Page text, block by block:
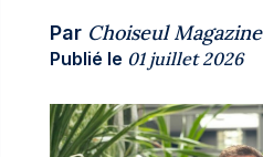
Par Choiseul Magazine
Publié le 01 juillet 2026